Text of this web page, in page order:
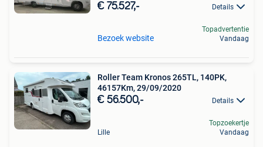
€ 75.527,- Details
Bezoek website
Topadvertentie
Vandaag
Roller Team Kronos 265TL, 140PK,
46157Km, 29/09/2020
€ 56.500,- Details
Lille
Topzoekertje
Vandaag